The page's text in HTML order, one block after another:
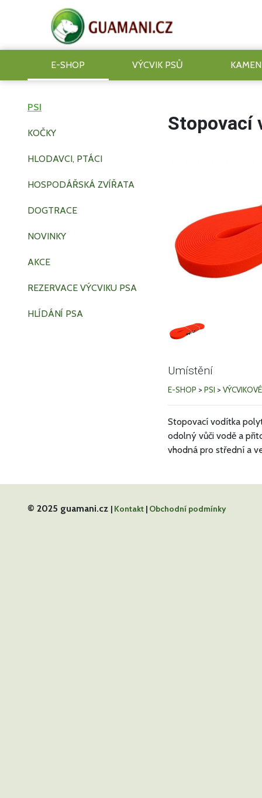
E-SHOP VÝCVIK PSŮ
PSI
KOČKY
HLODAVCI, PTÁCI
HOSPODÁŘSKÁ ZVÍŘATA
DOGTRACE
NOVINKY
AKCE
REZERVACE VÝCVIKU PSA
HLÍDÁNÍ PSA
Stopovací
Umístění
E-SHOP > PSI >
Stopovací vodítka
odolný vůči vodě a
vhodná pro střední a
© 2025 guamani.cz | Kontakt | Obchodní podmínky